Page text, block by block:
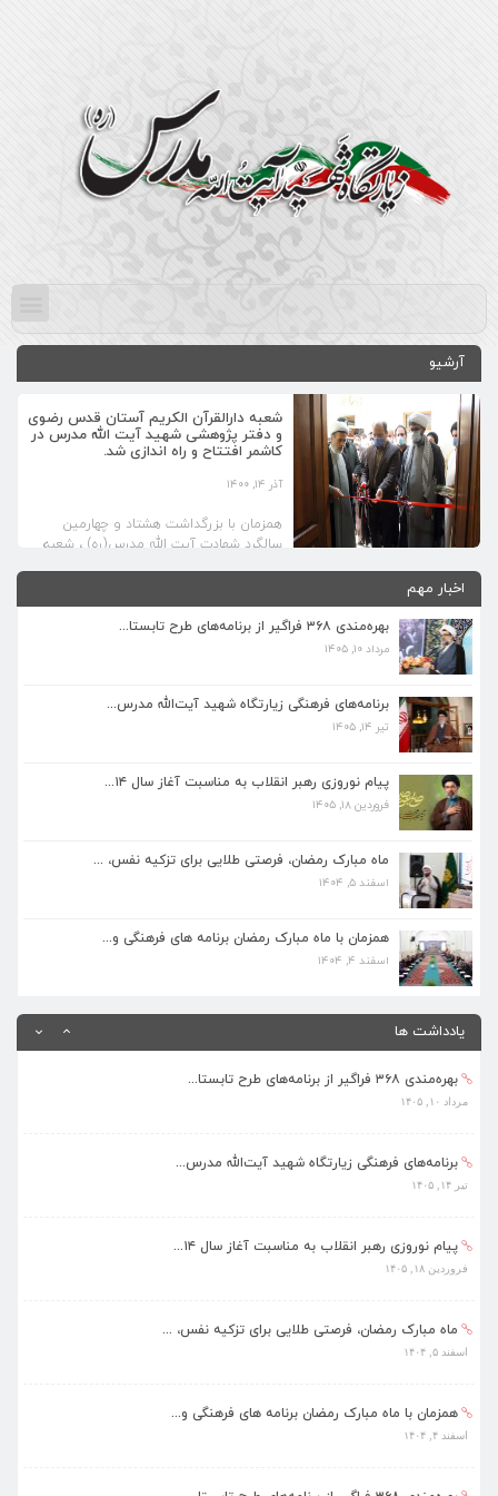
آرشیو
شعبه دارالقرآن الکریم آستان قدس رضوی
و دفتر پژوهشی شهید آیت الله مدرس در
کاشمر افتتاح و راه اندازی شد.
آذر ۱۴, ۱۴۰۰
همزمان با بزرگداشت هشتاد و چهارمین
سالگرد شهادت آیت الله مدرس(ره) ، شعبه
افتتاح و راه اندازی شد. مدیر عامل موسسه
فرهنگی و بقاع متبرکه آستان قدس رضوی در
اخبار مهم
بهره‌مندی ۳۶۸ فراگیر از برنامه‌های طرح تابستا...
مرداد ۱۰, ۱۴۰۵
برنامه‌های فرهنگی زیارتگاه شهید آیت‌الله مدرس...
تیر ۱۴, ۱۴۰۵
پیام نوروزی رهبر انقلاب به مناسبت آغاز سال ۱۴...
فروردین ۱۸, ۱۴۰۵
ماه مبارک رمضان، فرصتی طلایی برای تزکیه نفس، ...
اسفند ۵, ۱۴۰۴
همزمان با ماه مبارک رمضان برنامه های فرهنگی و...
اسفند ۴, ۱۴۰۴
یادداشت ها
برنامه‌های فرهنگی زیارتگاه شهید آیت‌الله مدرس...
پیام نوروزی رهبر انقلاب به مناسبت آغاز سال ۱۴...
ماه مبارک رمضان، فرصتی طلایی برای تزکیه نفس، ...
اسفند ۵, ۱۴۰۴
اسفند ۴, ۱۴۰۴
بهره‌مندی ۳۶۸ فراگیر از برنامه‌های طرح تابستا...
مرداد ۱۰, ۱۴۰۵
برنامه‌های فرهنگی زیارتگاه شهید آیت‌الله مدرس...
تیر ۱۴, ۱۴۰۵
پیام نوروزی رهبر انقلاب به مناسبت آغاز سال ۱۴...
فروردین ۱۸, ۱۴۰۵
ماه مبارک رمضان، فرصتی طلایی برای تزکیه نفس، ...
اسفند ۵, ۱۴۰۴
همزمان با ماه مبارک رمضان برنامه های فرهنگی و...
اسفند ۴, ۱۴۰۴